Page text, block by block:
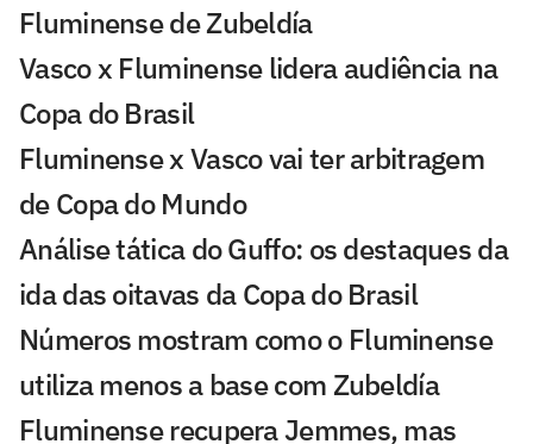
Fluminense de Zubeldía
Vasco x Fluminense lidera audiência na
Copa do Brasil
Fluminense x Vasco vai ter arbitragem
de Copa do Mundo
Análise tática do Guffo: os destaques da
ida das oitavas da Copa do Brasil
Números mostram como o Fluminense
utiliza menos a base com Zubeldía
Fluminense recupera Jemmes, mas